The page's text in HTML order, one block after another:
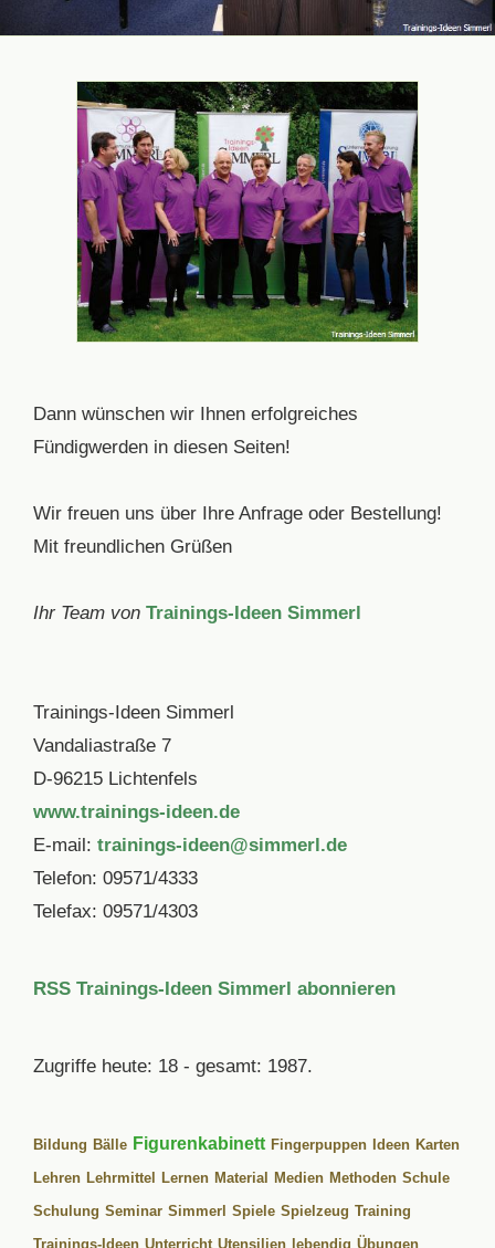
Dann wünschen wir Ihnen erfolgreiches
Fündigwerden in diesen Seiten!
Wir freuen uns über Ihre Anfrage oder Bestellung!
Mit freundlichen Grüßen
Ihr Team von Trainings-Ideen Simmerl
Trainings-Ideen Simmerl
Vandaliastraße 7
D-96215 Lichtenfels
www.trainings-ideen.de
E-mail: trainings-ideen@simmerl.de
Telefon: 09571/4333
Telefax: 09571/4303
RSS Trainings-Ideen Simmerl abonnieren
Zugriffe heute: 18 - gesamt: 1987.
Bildung Bälle Figurenkabinett Fingerpuppen Ideen Karten
Lehren Lehrmittel Lernen Material Medien Methoden Schule
Schulung Seminar Simmerl Spiele Spielzeug Training
Trainings-Ideen Unterricht Utensilien lebendig Übungen